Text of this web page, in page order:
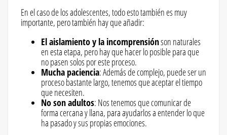
En el caso de los adolescentes, todo esto también es muy
importante, pero también hay que añadir:
El aislamiento y la incomprensiónson naturales
en esta etapa, pero hay que hacer lo posible para que
no pasen solos por este proceso.
Mucha paciencia: Además de complejo, puede ser un
proceso bastante largo, tenemos que aceptar el tiempo
que necesiten.
No son adultos: Nos tenemos que comunicar de
forma cercana y llana, para ayudarlos a entender lo que
ha pasado y sus propias emociones.